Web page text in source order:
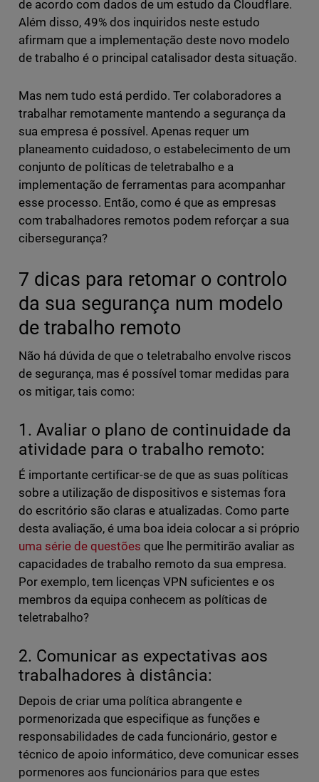
de acordo com dados de um estudo da Cloudflare.
Além disso, 49% dos inquiridos neste estudo
afirmam que a implementação deste novo modelo
de trabalho é o principal catalisador desta situação.
Mas nem tudo está perdido. Ter colaboradores a
trabalhar remotamente mantendo a segurança da
sua empresa é possível. Apenas requer um
planeamento cuidadoso, o estabelecimento de um
conjunto de políticas de teletrabalho e a
implementação de ferramentas para acompanhar
esse processo. Então, como é que as empresas
com trabalhadores remotos podem reforçar a sua
cibersegurança?
7 dicas para retomar o controlo
da sua segurança num modelo
de trabalho remoto
Não há dúvida de que o teletrabalho envolve riscos
de segurança, mas é possível tomar medidas para
os mitigar, tais como:
1. Avaliar o plano de continuidade da
atividade para o trabalho remoto:
É importante certificar-se de que as suas políticas
sobre a utilização de dispositivos e sistemas fora
do escritório são claras e atualizadas. Como parte
desta avaliação, é uma boa ideia colocar a si próprio
uma série de questões que lhe permitirão avaliar as
capacidades de trabalho remoto da sua empresa.
Por exemplo, tem licenças VPN suficientes e os
membros da equipa conhecem as políticas de
teletrabalho?
2. Comunicar as expectativas aos
trabalhadores à distância:
Depois de criar uma política abrangente e
pormenorizada que especifique as funções e
responsabilidades de cada funcionário, gestor e
técnico de apoio informático, deve comunicar esses
pormenores aos funcionários para que estes